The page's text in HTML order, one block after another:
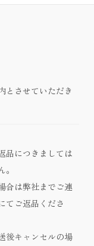
とさせていただき
品につきましては
合は弊社までご連
てご返品くださ
後キャンセルの場